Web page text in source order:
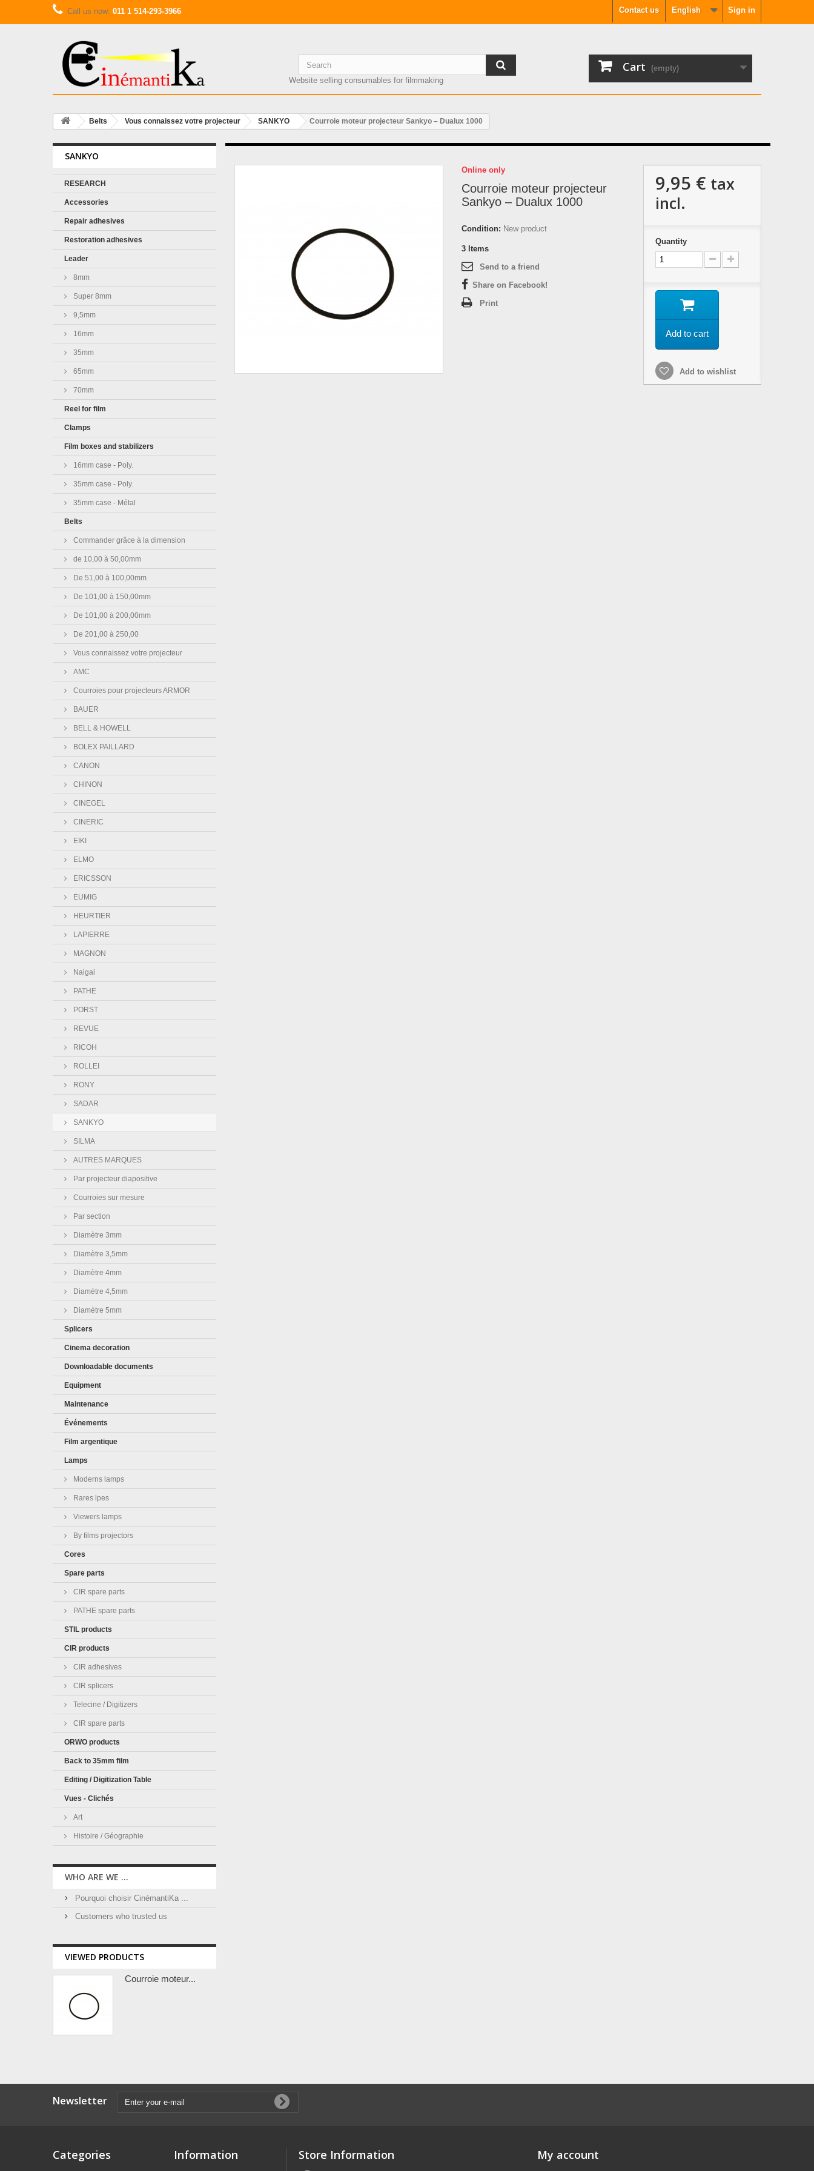
Sign in
English
Contact us
Call us now: 011 1 514-293-3966
Cart
(empty)
Website selling consumables for filmmaking
Belts Vous connaissez votre projecteur SANKYO Courroie moteur projecteur Sankyo – Dualux 1000
SANKYO
RESEARCH
Accessories
Repair adhesives
Restoration adhesives
Leader
8mm
Super 8mm
9,5mm
16mm
35mm
65mm
70mm
Reel for film
Clamps
Film boxes and stabilizers
16mm case - Poly.
35mm case - Poly.
35mm case - Métal
Belts
Commander grâce à la dimension
de 10,00 à 50,00mm
De 51,00 à 100,00mm
De 101,00 à 150,00mm
De 101,00 à 200,00mm
De 201,00 à 250,00
Vous connaissez votre projecteur
AMC
Courroies pour projecteurs ARMOR
BAUER
BELL & HOWELL
BOLEX PAILLARD
CANON
CHINON
CINEGEL
CINERIC
EIKI
ELMO
ERICSSON
EUMIG
HEURTIER
LAPIERRE
MAGNON
Naigai
PATHE
PORST
REVUE
RICOH
ROLLEI
RONY
SADAR
SANKYO
SILMA
AUTRES MARQUES
Par projecteur diapositive
Courroies sur mesure
Par section
Diamètre 3mm
Diamètre 3,5mm
Diamètre 4mm
Diamètre 4,5mm
Diamètre 5mm
Splicers
Cinema decoration
Downloadable documents
Equipment
Maintenance
Événements
Film argentique
Lamps
Moderns lamps
Rares lpes
Viewers lamps
By films projectors
Cores
Spare parts
CIR spare parts
PATHE spare parts
STIL products
CIR products
CIR adhesives
CIR splicers
Telecine / Digitizers
CIR spare parts
ORWO products
Back to 35mm film
Editing / Digitization Table
Vues - Clichés
Art
Histoire / Géographie
WHO ARE WE ...
Pourquoi choisir CinémantiKa ...
Customers who trusted us
VIEWED PRODUCTS
Courroie moteur...
Online only
Courroie moteur projecteur
Sankyo – Dualux 1000
Condition: New product
3 Items
Send to a friend
Share on Facebook!
Print
9,95 € tax
incl.
Quantity
Add to cart
Add to wishlist
Newsletter
Categories Information Store Information My account